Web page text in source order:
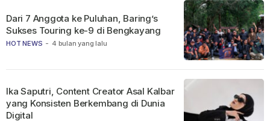
HOT NEWS - 4 bulan yang lalu
Dari 7 Anggota ke Puluhan, Baring’s
Sukses Touring ke-9 di Bengkayang
Ika Saputri, Content Creator Asal Kalbar
yang Konsisten Berkembang di Dunia
Digital